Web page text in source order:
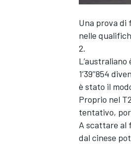
MONOPOSTO
Una prova di
nelle
2.
1’39’’854
è stato il
Proprio nel
tentativo,
A scattare al
dal cinese